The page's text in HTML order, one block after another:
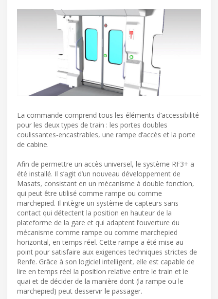
La commande comprend tous les éléments d’accessibilité
pour les deux types de train : les portes doubles
coulissantes-encastrables, une rampe d’accès et la porte
de cabine.
Afin de permettre un accès universel, le système RF3+ a
été installé. Il s’agit d’un nouveau développement de
Masats, consistant en un mécanisme à double fonction,
qui peut être utilisé comme rampe ou comme
marchepied. Il intègre un système de capteurs sans
contact qui détectent la position en hauteur de la
plateforme de la gare et qui adaptent l’ouverture du
mécanisme comme rampe ou comme marchepied
horizontal, en temps réel. Cette rampe a été mise au
point pour satisfaire aux exigences techniques strictes de
Renfe. Grâce à son logiciel intelligent, elle est capable de
lire en temps réel la position relative entre le train et le
quai et de décider de la manière dont (la rampe ou le
marchepied) peut desservir le passager.